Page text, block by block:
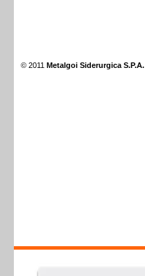
© 2011 Metalgoi Siderurgica S.P.A.